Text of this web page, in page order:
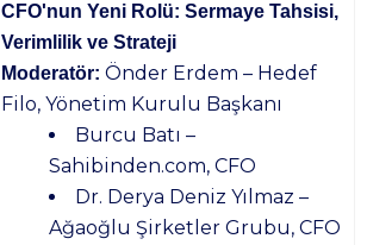
CFO'nun Yeni Rolü: Sermaye Tahsisi,
Verimlilik ve Strateji
Moderatör: Önder Erdem – Hedef
Filo, Yönetim Kurulu Başkanı
Burcu Batı –
Sahibinden.com, CFO
Dr. Derya Deniz Yılmaz –
Ağaoğlu Şirketler Grubu, CFO